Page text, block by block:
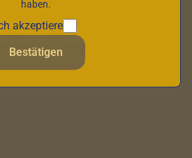
Angehörigen entspricht
Stadt, Budget, Art der
Sie das untenstehende Formular
direkt an.
haben.
akzeptiere
Bestätigen